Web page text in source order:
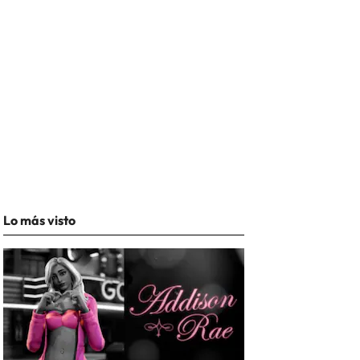
Lo más visto